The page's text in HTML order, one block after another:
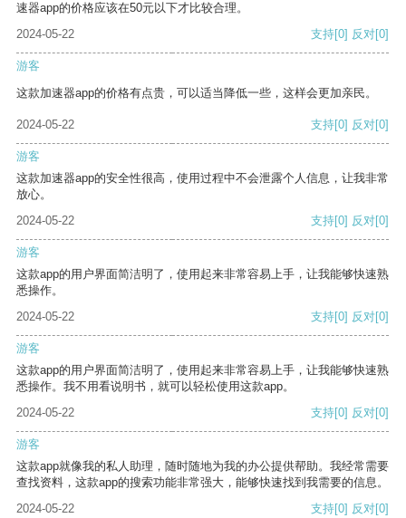
速器app的价格应该在50元以下才比较合理。
2024-05-22
支持[0] 反对[0]
游客
这款加速器app的价格有点贵，可以适当降低一些，这样会更加亲民。
2024-05-22 支持[0] 反对[0]
游客
这款加速器app的安全性很高，使用过程中不会泄露个人信息，让我非常
放心。
2024-05-22
支持[0] 反对[0]
游客
这款app的用户界面简洁明了，使用起来非常容易上手，让我能够快速熟
悉操作。
2024-05-22
支持[0] 反对[0]
游客
这款app的用户界面简洁明了，使用起来非常容易上手，让我能够快速熟
悉操作。我不用看说明书，就可以轻松使用这款app。
2024-05-22
支持[0] 反对[0]
游客
这款app就像我的私人助理，随时随地为我的办公提供帮助。我经常需要
查找资料，这款app的搜索功能非常强大，能够快速找到我需要的信息。
2024-05-22
支持[0] 反对[0]